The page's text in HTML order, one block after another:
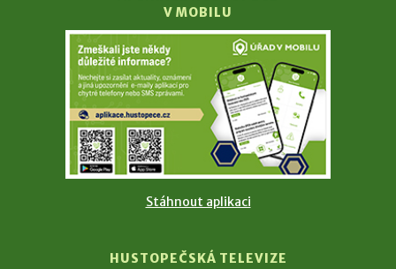
V MOBILU
Stáhnout aplikaci
HUSTOPEČSKÁ TELEVIZE